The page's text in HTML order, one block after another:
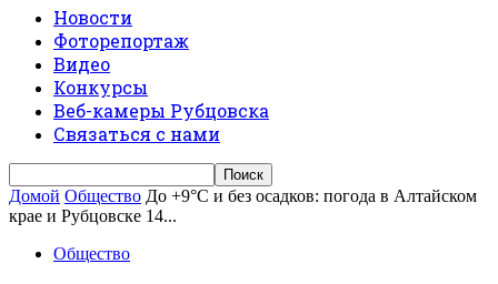
Новости
Фоторепортаж
Видео
Конкурсы
Веб-камеры Рубцовска
Связаться с нами
Домой Общество До +9°С и без осадков: погода в Алтайском
крае и Рубцовске 14...
Общество